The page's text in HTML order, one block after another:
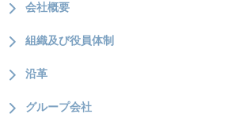
会社概要
組織及び役員体制
沿革
グループ会社